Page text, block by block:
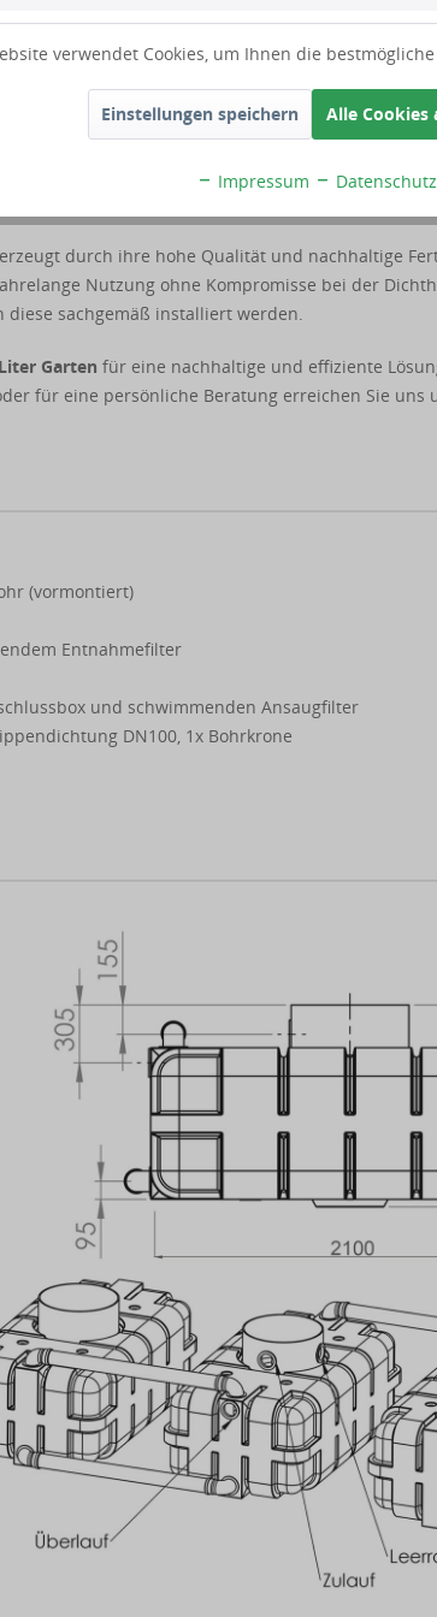
ein leistungsstarkes
Die Standardausstattung umfasst eine
als Alternative und eine Wasserentnahmebox
können Sie zwischen der begehbaren „Basic“-
mit rutschhemmender Oberfläche und
durch ihre hohe Qualität und nachhaltige
Nutzung ohne Kompromisse bei der
diese sachgemäß installiert werden.
Garten für eine nachhaltige und effiziente
für eine persönliche Beratung erreichen Sie uns
(vormontiert)
Entnahmefilter
und schwimmenden Ansaugfilter
DN100, 1x Bohrkrone
verwendet Cookies, um Ihnen die
Einstellungen speichern Alle Cookies
Impressum Datenschutz